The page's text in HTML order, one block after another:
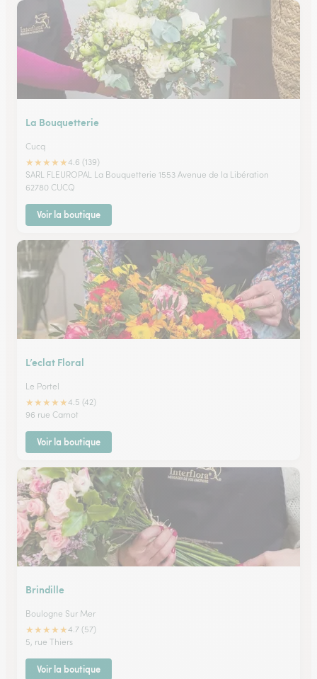
La Bouquetterie
Cucq
★★★★★4.6 (139)
SARL FLEUROPAL La Bouquetterie 1553 Avenue de la Libération
62780 CUCQ
Voir la boutique
L’eclat Floral
Le Portel
★★★★★4.5 (42)
96 rue Carnot
Voir la boutique
Brindille
Boulogne Sur Mer
★★★★★4.7 (57)
5, rue Thiers
Voir la boutique